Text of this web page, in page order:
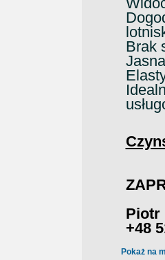
Brak
Piotr
+48
Pokaż na